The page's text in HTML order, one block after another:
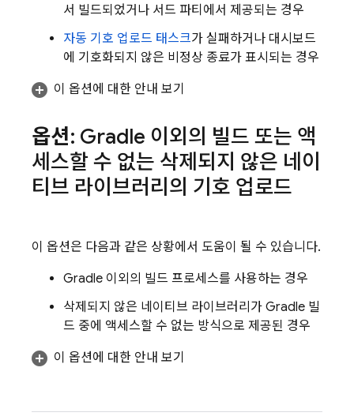
서 빌드되었거나 서드 파티에서 제공되는 경우
자동 기호 업로드 태스크가 실패하거나 대시보드
에 기호화되지 않은 비정상 종료가 표시되는 경우
이 옵션에 대한 안내 보기
옵션: Gradle 이외의 빌드 또는 액
세스할 수 없는 삭제되지 않은 네이
티브 라이브러리의 기호 업로드
이 옵션은 다음과 같은 상황에서 도움이 될 수 있습니다.
Gradle 이외의 빌드 프로세스를 사용하는 경우
삭제되지 않은 네이티브 라이브러리가 Gradle 빌
드 중에 액세스할 수 없는 방식으로 제공된 경우
이 옵션에 대한 안내 보기